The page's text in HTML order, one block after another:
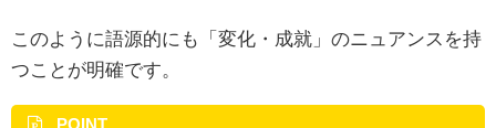
このように語源的にも「変化・成就」のニュアンスを持
つことが明確です。
POINT